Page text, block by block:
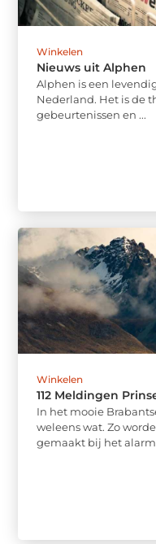
Winkelen
Nieuws uit Alphen
Alphen is een
Nederland. Het is de
gebeurtenissen en ...
Winkelen
112 Meldingen
In het mooie
weleens wat. Zo
gemaakt bij het